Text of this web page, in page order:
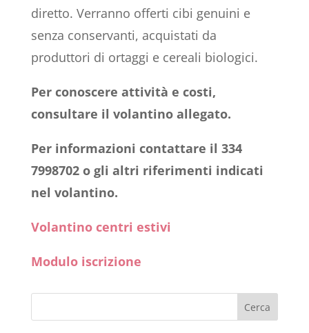
diretto. Verranno offerti cibi genuini e
senza conservanti, acquistati da
produttori di ortaggi e cereali biologici.
Per conoscere attività e costi,
consultare il volantino allegato.
Per informazioni contattare il 334
7998702 o gli altri riferimenti indicati
nel volantino.
Volantino centri estivi
Modulo iscrizione